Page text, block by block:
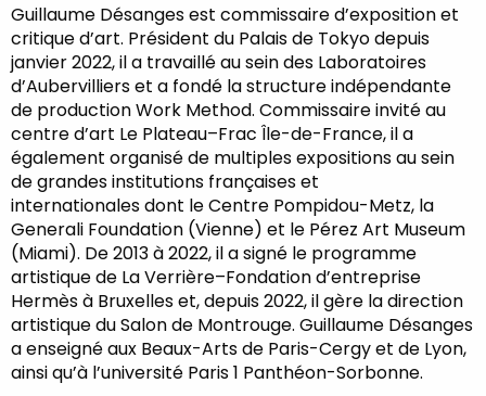
Guillaume Désanges est commissaire d’exposition et
critique d’art. Président du Palais de Tokyo depuis
janvier 2022, il a travaillé au sein des Laboratoires
d’Aubervilliers et a fondé la structure indépendante
de production Work Method. Commissaire invité au
centre d’art Le Plateau–Frac Île-de-France, il a
également organisé de multiples expositions au sein
de grandes institutions françaises et
internationales dont le Centre Pompidou-Metz, la
Generali Foundation (Vienne) et le Pérez Art Museum
(Miami). De 2013 à 2022, il a signé le programme
artistique de La Verrière–Fondation d’entreprise
Hermès à Bruxelles et, depuis 2022, il gère la direction
artistique du Salon de Montrouge. Guillaume Désanges
a enseigné aux Beaux-Arts de Paris-Cergy et de Lyon,
ainsi qu’à l’université Paris 1 Panthéon-Sorbonne.